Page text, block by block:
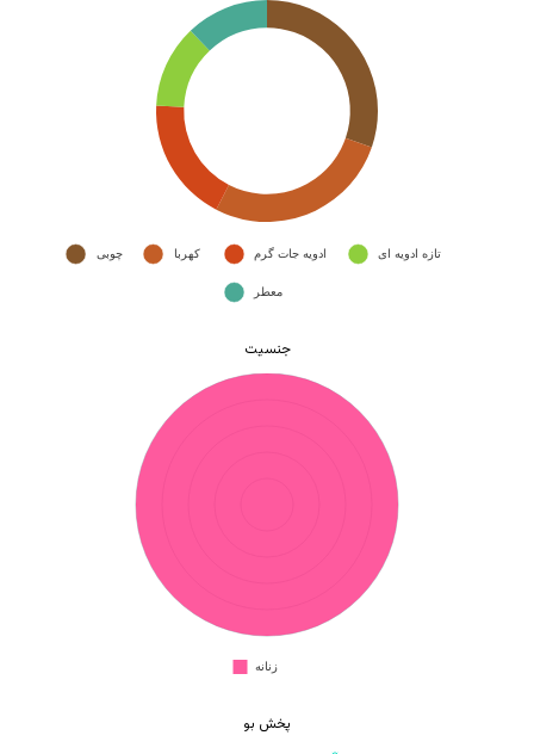
هیچ محصولی در سبد خرید نیست.
بازگشت به فروشگاه
جنسیت
پخش بو